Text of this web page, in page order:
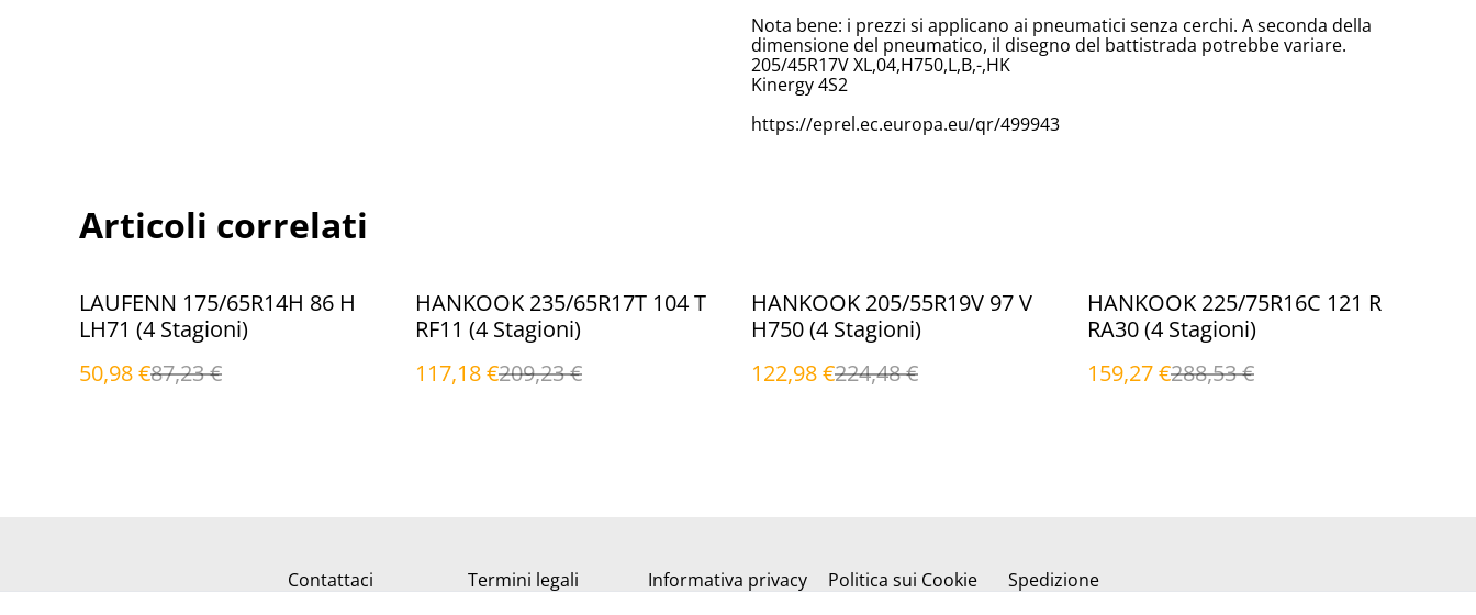
Nota bene: i prezzi si applicano ai pneumatici senza cerchi. A seconda della
dimensione del pneumatico, il disegno del battistrada potrebbe variare.
205/45R17V XL,04,H750,L,B,-,HK
Kinergy 4S2
https://eprel.ec.europa.eu/qr/499943
Articoli correlati
%
LAUFENN 175/65R14H 86 H
LH71 (4 Stagioni)
50,98 €87,23 €
%
HANKOOK 235/65R17T 104 T
RF11 (4 Stagioni)
117,18 €209,23 €
%
HANKOOK 205/55R19V 97 V
H750 (4 Stagioni)
122,98 €224,48 €
%
HANKOOK 225/75R16C 121 R
RA30 (4 Stagioni)
159,27 €288,53 €
Contattaci Termini legali Informativa privacy Politica sui Cookie Spedizione